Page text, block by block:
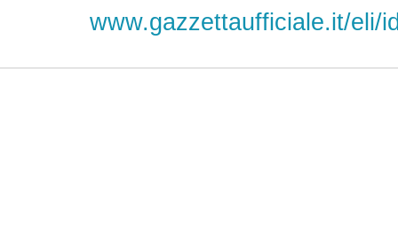
www.gazzettaufficiale.it/eli/